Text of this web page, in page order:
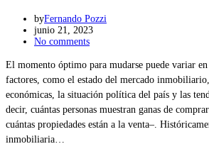
byFernando Pozzi
junio 21, 2023
No comments
El momento óptimo para mudarse puede variar
factores, como el estado del mercado
económicas, la situación política del país y las
decir, cuántas personas muestran ganas de
cuántas propiedades están a la venta–.
inmobiliaria…